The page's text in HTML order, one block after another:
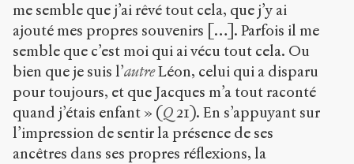
me semble que j’ai rêvé tout cela, que j’y ai
ajouté mes propres souvenirs […]. Parfois il me
semble que c’est moi qui ai vécu tout cela. Ou
bien que je suis l’autreLéon, celui qui a disparu
pour toujours, et que Jacques m’a tout raconté
quand j’étais enfant » (Q21). En s’appuyant sur
l’impression de sentir la présence de ses
ancêtres dans ses propres réflexions, la